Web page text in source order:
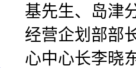
基先生、岛津
经营企划部部
心中心长李晓